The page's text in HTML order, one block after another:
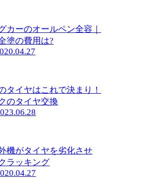
カーのオールペン全容｜
塗の費用は?
タイヤはこれで決まり！
のタイヤ交換
機がタイヤを劣化させ
ラッキング